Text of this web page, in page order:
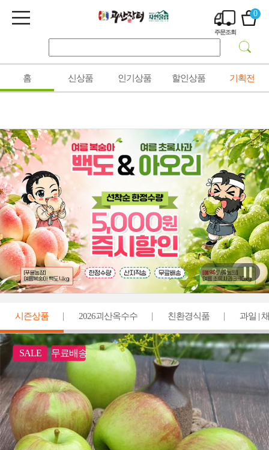
주문조회
0
홈 신상품 인기상품 할인상품 기획전
1/ 3
시즌상품 2026괴산옥수수 친환경식품 과일 |
축수산 | 밀키트
SALE 무료배송